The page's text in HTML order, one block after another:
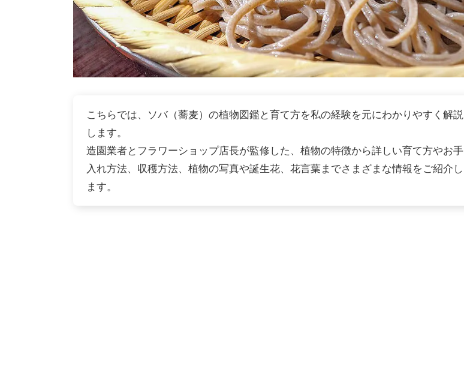
こちらでは、ソバ（蕎麦）の植物図鑑と育て方を私の経験を元にわかりやすく解説
します。
造園業者とフラワーショップ店長が監修した、植物の特徴から詳しい育て方やお手
入れ方法、収穫方法、植物の写真や誕生花、花言葉までさまざまな情報をご紹介し
ます。